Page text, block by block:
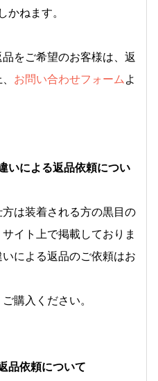
かねます。
をご希望のお客様は、返
お問い合わせフォーム よ
いによる返品依頼につい
は装着される方の黒目の
イト上で掲載しておりま
による返品のご依頼はお
購入ください。
品依頼について